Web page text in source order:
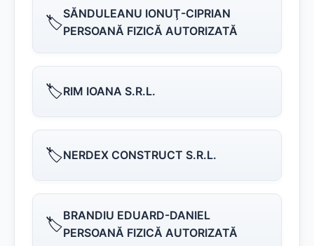
🏷️SĂNDULEANU IONUŢ-CIPRIAN
PERSOANĂ FIZICĂ AUTORIZATĂ
🏷️RIM IOANA S.R.L.
🏷️NERDEX CONSTRUCT S.R.L.
🏷️BRANDIU EDUARD-DANIEL
PERSOANĂ FIZICĂ AUTORIZATĂ